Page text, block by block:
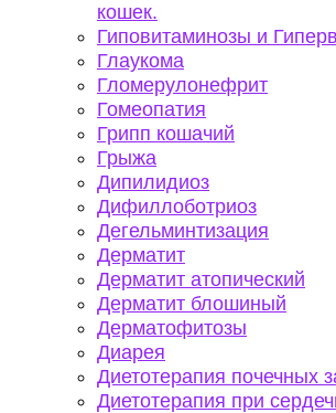
кошек.
Гиповитаминозы и
Глаукома
Гломерулонефрит
Гомеопатия
Грипп кошачий
Грыжа
Дипилидиоз
Дифиллоботриоз
Дегельминтизация
Дерматит
Дерматит атопический
Дерматит блошиный
Дерматофитозы
Диарея
Диетотерапия почечных
Диетотерапия при